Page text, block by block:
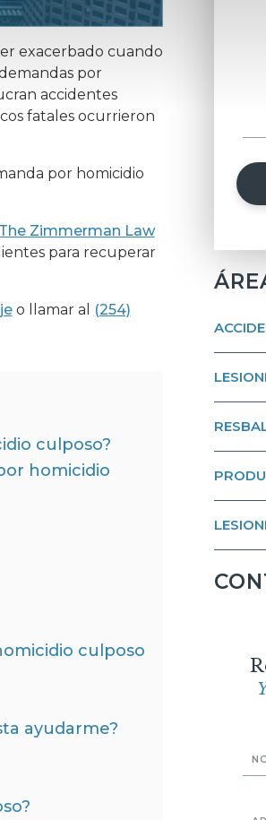
exacerbado cuando
por
accidentes
fatales ocurrieron
por homicidio
The Zimmerman Law
para recuperar
o llamar al
(254)
culposo?
homicidio
culposo
ayudarme?